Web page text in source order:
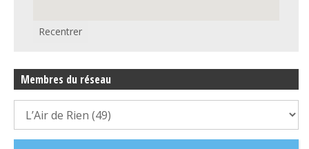
Recentrer
Membres du réseau